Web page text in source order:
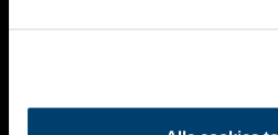
CONTACT